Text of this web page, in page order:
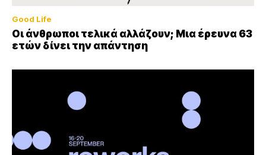
Good Life
Οι άνθρωποι τελικά αλλάζουν; Μια έρευνα 63
ετών δίνει την απάντηση